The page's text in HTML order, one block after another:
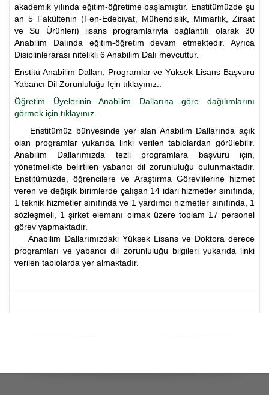
akademik yılında eğitim-öğretime başlamıştır. Enstitümüzde şu
an 5 Fakültenin (Fen-Edebiyat, Mühendislik, Mimarlık, Ziraat
ve Su Ürünleri) lisans programlarıyla bağlantılı olarak 30
Anabilim Dalında eğitim-öğretim devam etmektedir. Ayrıca
Disiplinlerarası nitelikli 6 Anabilim Dalı mevcuttur.
Enstitü Anabilim Dalları, Programlar ve Yüksek Lisans Başvuru
Yabancı Dil Zorunluluğu İçin tıklayınız..
Öğretim Üyelerinin Anabilim Dallarına göre dağılımlarını
görmek için tıklayınız..
Enstitümüz bünyesinde yer alan Anabilim Dallarında açık
olan programlar yukarıda linki verilen tablolardan görülebilir.
Anabilim Dallarımızda tezli programlara başvuru için,
yönetmelikte belirtilen yabancı dil zorunluluğu bulunmaktadır.
Enstitümüzde, öğrencilere ve Araştırma Görevlilerine hizmet
veren ve değişik birimlerde çalışan 14 idari hizmetler sınıfında,
1 teknik hizmetler sınıfında ve 1 yardımcı hizmetler sınıfında, 1
sözleşmeli, 1 şirket elemanı olmak üzere toplam 17 personel
görev yapmaktadır.
Anabilim Dallarımızdaki Yüksek Lisans ve Doktora derece
programları ve yabancı dil zorunluluğu bilgileri yukarıda linki
verilen tablolarda yer almaktadır.